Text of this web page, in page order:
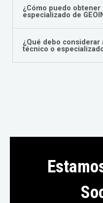
¿Cómo puedo
especializado de
¿Qué debo
técnico o